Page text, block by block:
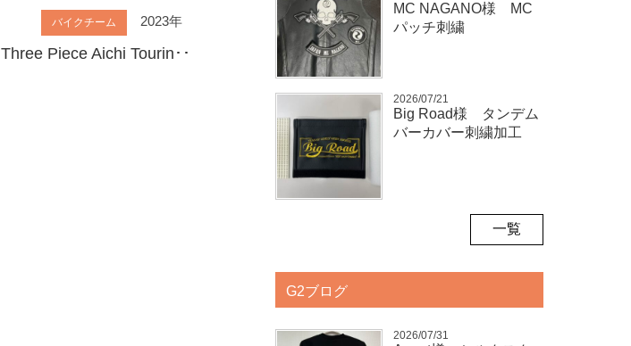
バイクチーム 2023年
Three Piece Aichi Tourin･･
MC NAGANO様 MC
パッチ刺繍
2026/07/21
Big Road様 タンデム
バーカバー刺繍加工
一覧
G2ブログ
2026/07/31